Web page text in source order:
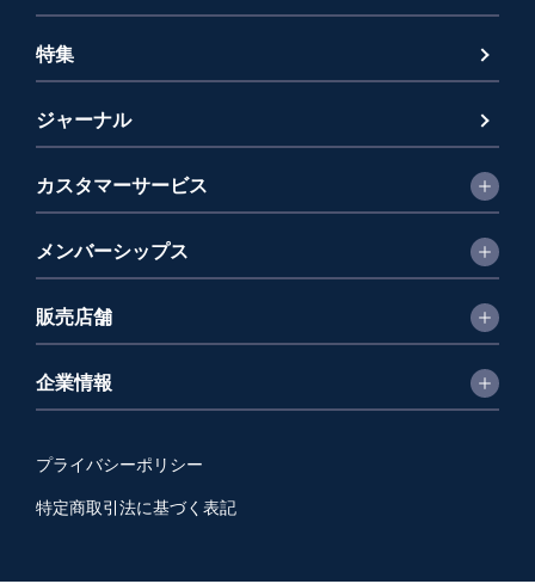
特集
ジャーナル
カスタマーサービス
メンバーシップス
販売店舗
企業情報
プライバシーポリシー
特定商取引法に基づく表記